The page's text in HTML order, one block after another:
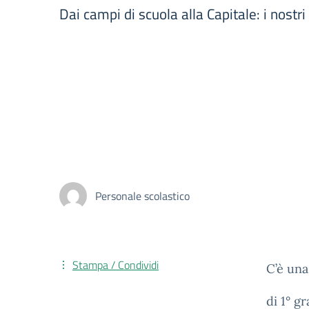
Dai campi di scuola alla Capitale: i
Personale scolastico
C’è
di 1°
Stampa / Condividi